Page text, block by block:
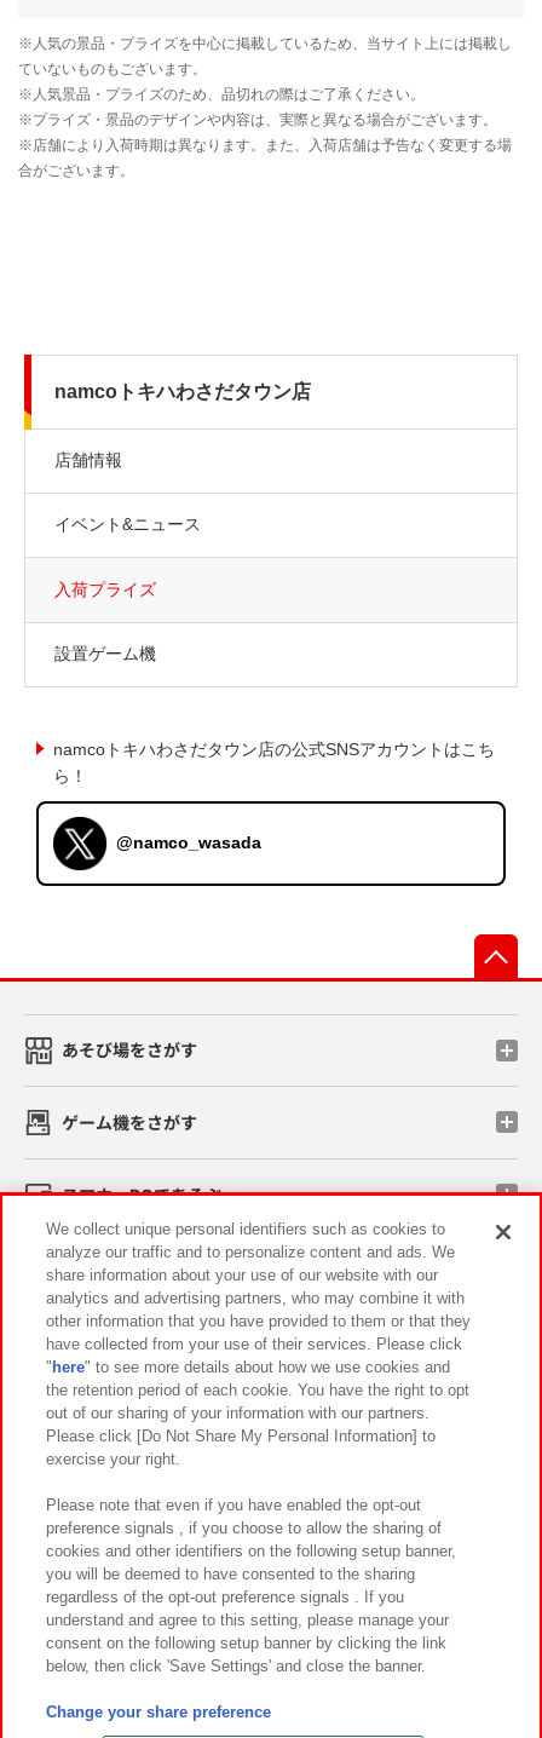
namcoトキハわさだタウン店
店舗情報
イベント&ニュース
入荷プライズ
設置ゲーム機
namcoトキハわさだタウン店の公式SNSアカウントはこち
ら！
@namco_wasada
あそび場をさがす
ゲーム機をさがす
スマホ・PCであそぶ
イベント・キャンペーン
関連会社 サステナビリティ サイトポリシー
プライバシーポリシー ウェブアクセシビリティ方針と検証結果
お取引先さまとともに
カスタマーハラスメント対応方針 よくあるご質問・お問い合わせ
©Bandai Namco Amusement Inc.
©Bandai Namco Amusement Lab Inc.
We collect unique personal identifiers such as cookies to
analyze our traffic and to personalize content and ads. We
share information about your use of our website with our
analytics and advertising partners, who may combine it with
other information that you have provided to them or that they
have collected from your use of their services. Please click
" here" to see more details about how we use cookies and
the retention period of each cookie. You have the right to opt
out of our sharing of your information with our partners.
Please click [Do Not Share My Personal Information] to
exercise your right.
Please note that even if you have enabled the opt-out
preference signals , if you choose to allow the sharing of
cookies and other identifiers on the following setup banner,
you will be deemed to have consented to the sharing
regardless of the opt-out preference signals . If you
understand and agree to this setting, please manage your
consent on the following setup banner by clicking the link
below, then click 'Save Settings' and close the banner.
Change your share preference